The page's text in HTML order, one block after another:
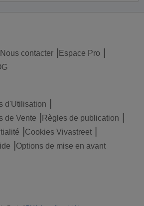
Nous contacter
Espace Pro
d'Utilisation
de Vente
Règles de publication
Cookies Vivastreet
Options de mise en avant